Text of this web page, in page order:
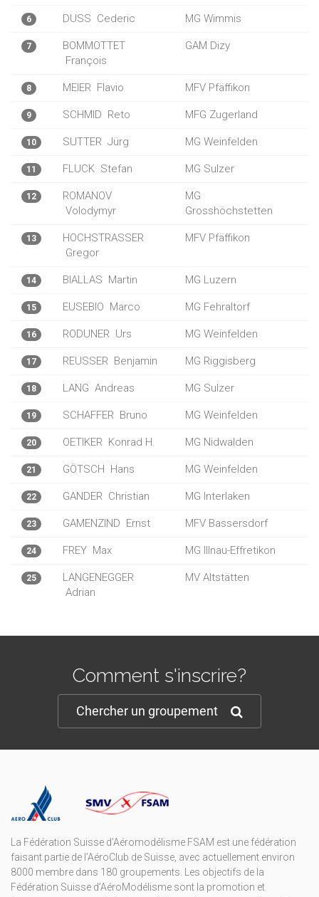
6 DUSS Cederic MG Wimmis
7
BOMMOTTET
François
GAM Dizy
8 MEIER Flavio MFV Pfäffikon
9 SCHMID Reto MFG Zugerland
10 SUTTER Jürg MG Weinfelden
11 FLUCK Stefan MG Sulzer
12
ROMANOV
Volodymyr
MG
Grosshöchstetten
13
HOCHSTRASSER
Gregor
MFV Pfäffikon
14 BIALLAS Martin MG Luzern
15 EUSEBIO Marco MG Fehraltorf
16 RODUNER Urs MG Weinfelden
17 REUSSER Benjamin MG Riggisberg
18 LANG Andreas MG Sulzer
19 SCHAFFER Bruno MG Weinfelden
20 OETIKER Konrad H. MG Nidwalden
21 GÖTSCH Hans MG Weinfelden
22 GANDER Christian MG Interlaken
23 GAMENZIND Ernst MFV Bassersdorf
24 FREY Max MG Illnau-Effretikon
25
LANGENEGGER
Adrian
MV Altstätten
Comment s'inscrire?
Chercher un groupement
La Fédération Suisse d’Aéromodélisme FSAM est une fédération
faisant partie de l’AéroClub de Suisse, avec actuellement environ
8000 membre dans 180 groupements. Les objectifs de la
Fédération Suisse d’AéroModélisme sont la promotion et